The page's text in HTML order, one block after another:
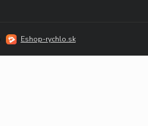
Eshop-rychlo.sk